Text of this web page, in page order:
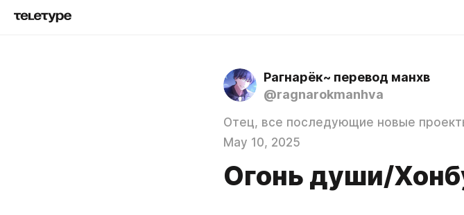
Рагнарёк~ перевод манхв
@ragnarokmanhva
Отец, все последующие новые
May 10, 2025
Огонь души/